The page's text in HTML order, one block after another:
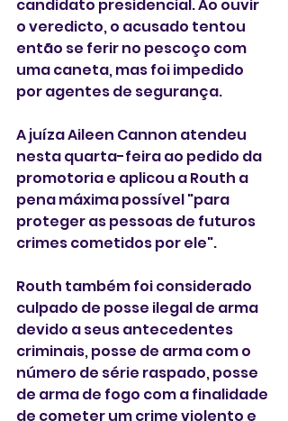
candidato presidencial. Ao ouvir
o veredicto, o acusado tentou
então se ferir no pescoço com
uma caneta, mas foi impedido
por agentes de segurança.
A juíza Aileen Cannon atendeu
nesta quarta-feira ao pedido da
promotoria e aplicou a Routh a
pena máxima possível "para
proteger as pessoas de futuros
crimes cometidos por ele".
Routh também foi considerado
culpado de posse ilegal de arma
devido a seus antecedentes
criminais, posse de arma com o
número de série raspado, posse
de arma de fogo com a finalidade
de cometer um crime violento e